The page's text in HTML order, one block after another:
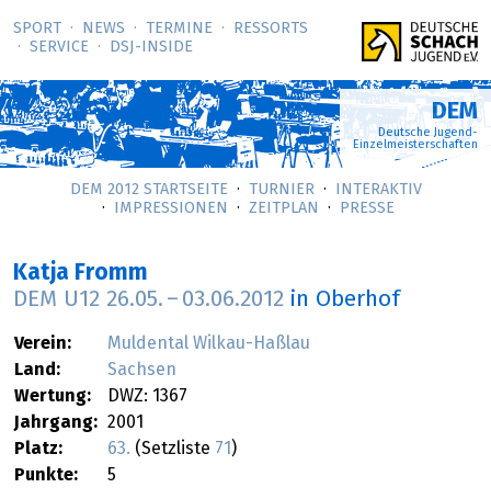
SPORT NEWS TERMINE
RESSORTS
SERVICE
DSJ-­INSIDE
DEM
Deutsche Jugend-
Einzelmeisterschaften
DEM 2012 STARTSEITE TURNIER
INTERAKTIV
IMPRESSIONEN
ZEITPLAN PRESSE
Katja Fromm
DEM U12 26.05. – 03.06.2012 in Oberhof
Verein:
Muldental Wilkau-Haßlau
Land:
Sachsen
Wertung:
DWZ: 1367
Jahrgang: 2001
Platz:
63. (Setzliste 71 )
Punkte:
5